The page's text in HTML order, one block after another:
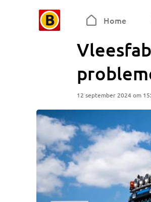
Home
12 september 2024 om